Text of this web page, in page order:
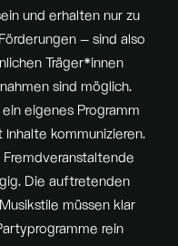
und erhalten nur zu
– sind also
Träger*innen
sind möglich.
eigenes Programm
Inhalte kommunizieren.
Die auftretenden
müssen klar
programme rein